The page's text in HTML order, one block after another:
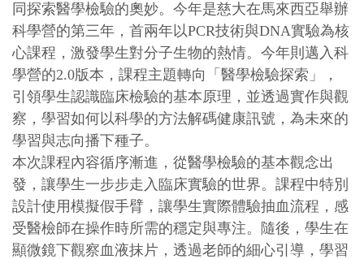
同探索醫學檢驗的奧妙。今年是慈大在馬來西亞舉辦
科學營的第三年，首兩年以PCR技術與DNA實驗為核
心課程，激發學生對分子生物的熱情。今年則邁入科
學營的2.0版本，課程主題轉向「醫學檢驗探索」，
引領學生認識臨床檢驗的基本原理，並透過實作與觀
察，學習如何以科學的方法解碼健康訊號，為未來的
學習與志向播下種子。
本次課程內容循序漸進，從醫學檢驗的基本觀念出
發，讓學生一步步走入臨床實驗的世界。課程中特別
設計使用模擬假手臂，讓學生實際體驗抽血流程，感
受醫檢師在操作時所需的穩定與專注。隨後，學生在
顯微鏡下觀察血液抹片，透過老師的細心引導，學習